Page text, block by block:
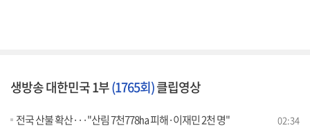
생방송 대한민국 1부(1765회)클립영상
전국 산불 확산···"산림 7천778㏊ 피해·이재민 2천 명" 02:34